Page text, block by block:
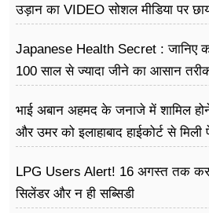
उड़ान का VIDEO सोशल मीडिया पर
Japanese Health Secret : जानिए
100 साल से ज्यादा जीने का आसान
भाई अबान अहमद के जनाजे में शामिल
और उमर को इलाहाबाद हाईकोर्ट से मिली
LPG Users Alert! 16 अगस्त तक कर
सिलेंडर और न ही सब्सिडी